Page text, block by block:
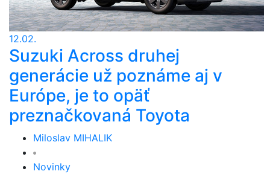
12.02.
Suzuki Across druhej
generácie už poznáme aj v
Európe, je to opäť
preznačkovaná Toyota
Miloslav MIHALIK
Novinky